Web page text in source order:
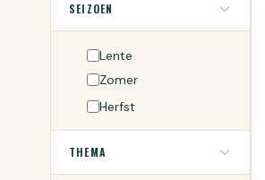
SEIZOEN
Lente
Zomer
Herfst
THEMA